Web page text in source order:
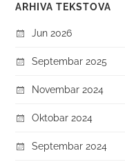
ARHIVA TEKSTOVA
Jun 2026
Septembar 2025
Novembar 2024
Oktobar 2024
Septembar 2024